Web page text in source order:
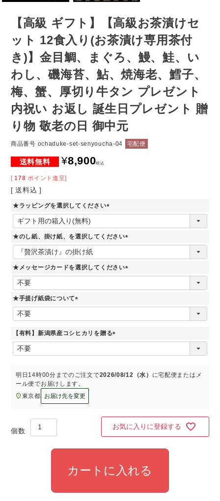
【高級 ギフト】【高級お茶漬けセ
ット 12食入り(お茶漬け専用茶付
き)】金目鯛、まぐろ、鰻、鮭、い
わし、磯海苔、鮎、焼海老、鱈子、
梅、蟹、厚切り牛タン プレゼント
内祝い お返し 誕生日プレゼント 贈
り物 敬老の日 御中元
商品番号 ochaduke-set-senyoucha-04 宅配便
¥8,900税込
[ 178 ポイント進呈]
送料込
★ラッピングを選択してください
(
須
★のし紙、掛け紙、を選択してください
(
須
★メッセージカードを選択してください
(
★手提げ紙袋について
(
)
【有料】新潟県産コシヒカリを贈る
(
明日 14時00分 までのご注文で2026/08/12（水） に宅配便またはメ
ール便でお届けします。
東京都
お届け先を変更
お気に入りに登録する
カートに入れる